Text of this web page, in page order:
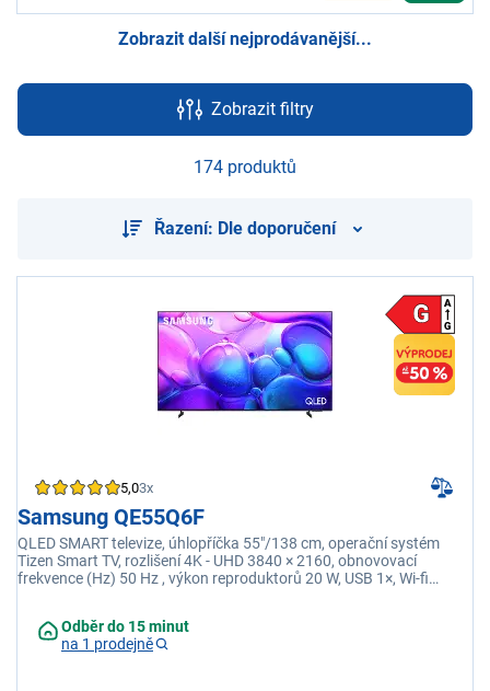
Zobrazit další nejprodávanější...
Zobrazit filtry
174 produktů
Řazení: Dle doporučení
5,03x
Samsung QE55Q6F
QLED SMART televize, úhlopříčka 55"/138 cm, operační systém
Tizen Smart TV, rozlišení 4K - UHD 3840 × 2160, obnovovací
frekvence (Hz) 50 Hz , výkon reproduktorů 20 W, USB 1×, Wi-fi
Odběr do 15 minut
na 1 prodejně